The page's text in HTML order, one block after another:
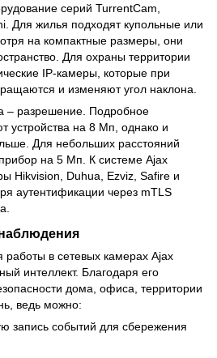
серий TurrentCam,
Для жилья подходят купольные или
на компактные размеры, они
Для охраны территории
IP-камеры, которые при
и изменяют угол наклона.
– разрешение. Подробное
устройства на 8 Мп, однако и
Для небольших расстояний
на 5 Мп. К системе Ajax
Hikvision, Duhua, Ezviz, Safire и
аутентификации через mTLS
работы в сетевых камерах Ajax
интеллект. Благодаря его
дома, офиса, территории
ведь можно:
запись событий для сбережения